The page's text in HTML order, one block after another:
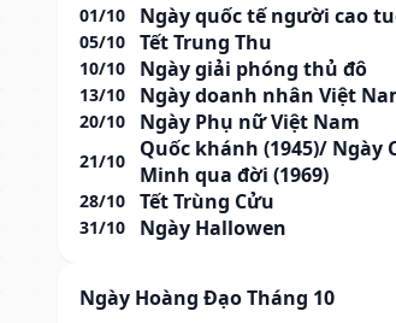
01/10 Ngày quốc tế người cao
05/10 Tết Trung Thu
10/10 Ngày giải phóng thủ đô
13/10 Ngày doanh nhân Việt
20/10 Ngày Phụ nữ Việt Nam
21/10
Quốc khánh (1945)/ Ngày
Minh qua đời (1969)
28/10 Tết Trùng Cửu
31/10 Ngày Hallowen
Ngày Hoàng Đạo Tháng 10